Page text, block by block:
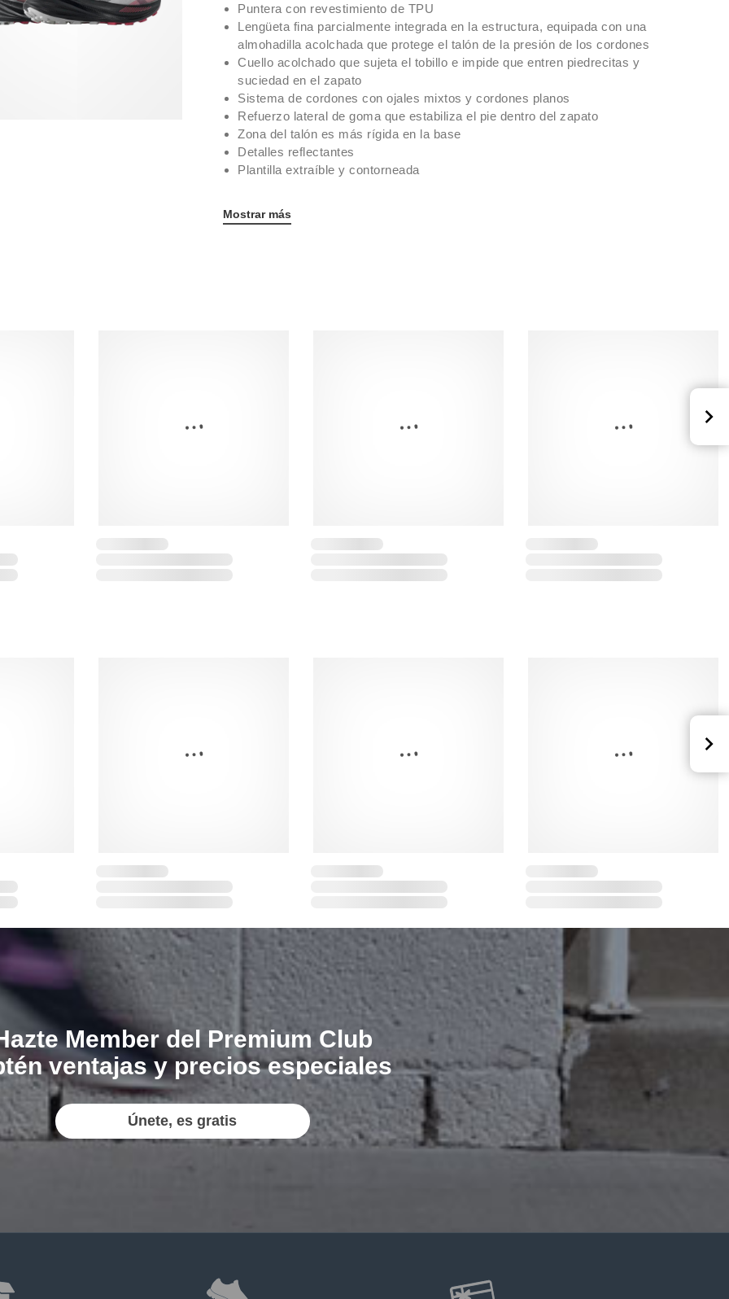
Puntera con revestimiento de TPU
Lengüeta fina parcialmente integrada en la estructura, equipada con una
almohadilla acolchada que protege el talón de la presión de los cordones
Cuello acolchado que sujeta el tobillo e impide que entren piedrecitas y
suciedad en el zapato
Sistema de cordones con ojales mixtos y cordones planos
Refuerzo lateral de goma que estabiliza el pie dentro del zapato
Zona del talón es más rígida en la base
Detalles reflectantes
Plantilla extraíble y contorneada
Mostrar más
Member del Premium Club
ventajas y precios especiales
Únete, es gratis